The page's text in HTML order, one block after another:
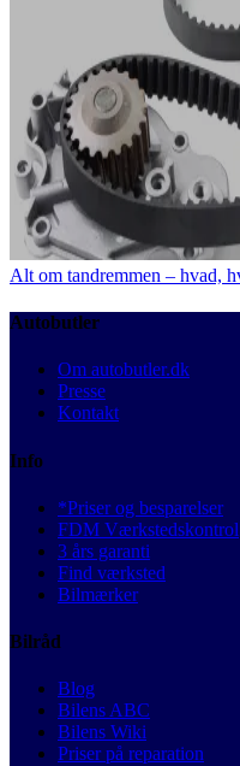
Alt om tandremmen – hvad,
Autobutler
Om autobutler.dk
Presse
Kontakt
Info
*Priser og besparelser
FDM Værkstedskontrol
3 års garanti
Find værksted
Bilmærker
Bilråd
Blog
Bilens ABC
Bilens Wiki
Priser på reparation